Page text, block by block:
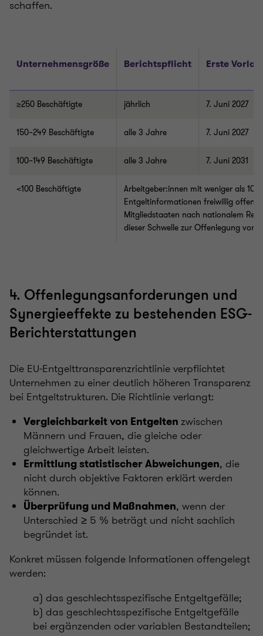
schaffen.
Unternehmensgröße Berichtspflicht Erste
≥250 Beschäftigte jährlich 7. Juni 2027
150–249 Beschäftigte alle 3 Jahre 7. Juni 2027
100–149 Beschäftigte alle 3 Jahre 7. Juni 2031
<100 Beschäftigte Arbeitgeber:innen mit weniger als
Entgeltinformationen freiwillig
Mitgliedstaaten nach nationalem
dieser Schwelle zur Offenlegung
4. Offenlegungsanforderungen und
Synergieeffekte zu bestehenden ESG-
Berichterstattungen
Die EU‑Entgelttransparenzrichtlinie verpflichtet
Unternehmen zu einer deutlich höheren Transparenz
bei Entgeltstrukturen. Die Richtlinie verlangt:
Vergleichbarkeit von Entgelten zwischen
Männern und Frauen, die gleiche oder
gleichwertige Arbeit leisten.
Ermittlung statistischer Abweichungen, die
nicht durch objektive Faktoren erklärt werden
können.
Überprüfung und Maßnahmen, wenn der
Unterschied ≥ 5 % beträgt und nicht sachlich
begründet ist.
Konkret müssen folgende Informationen offengelegt
werden:
a) das geschlechtsspezifische Entgeltgefälle;
b) das geschlechtsspezifische Entgeltgefälle
bei ergänzenden oder variablen Bestandteilen;